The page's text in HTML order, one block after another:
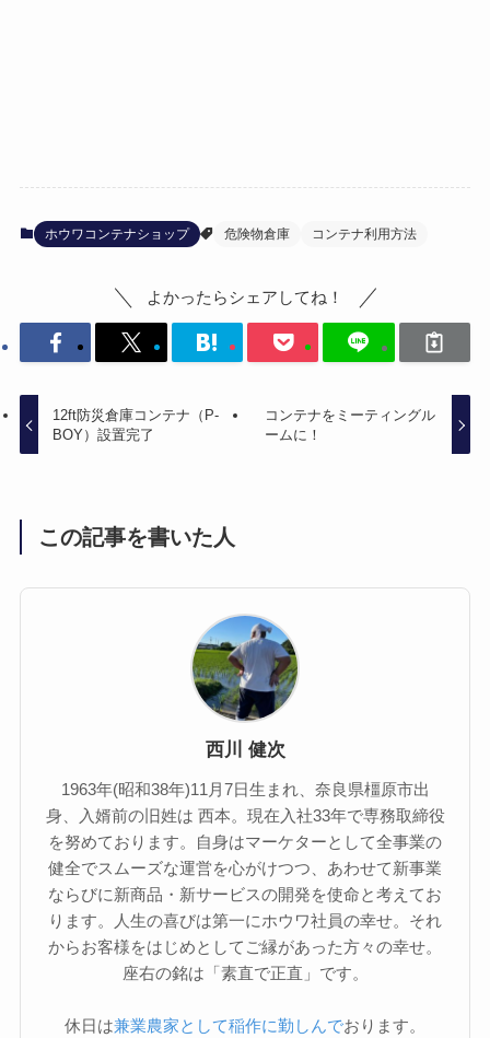
ホウワコンテナショップ 危険物倉庫 コンテナ利用方法
よかったらシェアしてね！
12ft防災倉庫コンテナ（P-
BOY）設置完了
コンテナをミーティングル
ームに！
この記事を書いた人
西川 健次
1963年(昭和38年)11月7日生まれ、奈良県橿原市出
身、入婿前の旧姓は 西本。現在入社33年で専務取締役
を努めております。自身はマーケターとして全事業の
健全でスムーズな運営を心がけつつ、あわせて新事業
ならびに新商品・新サービスの開発を使命と考えてお
ります。人生の喜びは第一にホウワ社員の幸せ。それ
からお客様をはじめとしてご縁があった方々の幸せ。
座右の銘は「素直で正直」です。
休日は兼業農家として稲作に勤しんでおります。